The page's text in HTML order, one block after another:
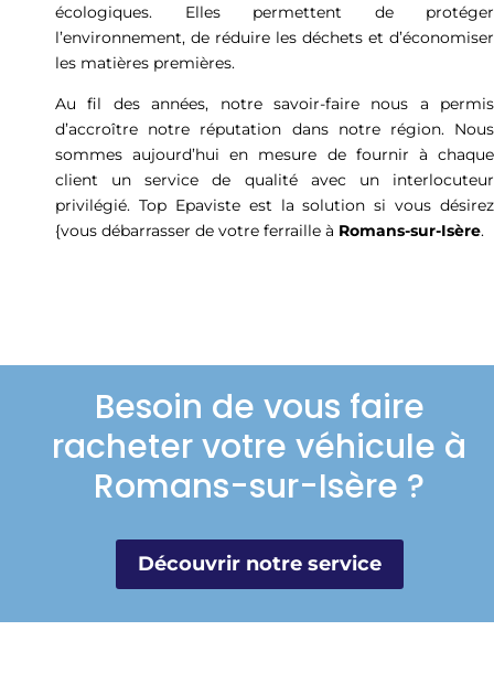
écologiques. Elles permettent de protéger
l’environnement, de réduire les déchets et d’économiser
les matières premières.
Au fil des années, notre savoir-faire nous a permis
d’accroître notre réputation dans notre région. Nous
sommes aujourd’hui en mesure de fournir à chaque
client un service de qualité avec un interlocuteur
privilégié. Top Epaviste est la solution si vous désirez
{vous débarrasser de votre ferraille à Romans-sur-Isère.
Besoin de vous faire
racheter votre véhicule à
Romans-sur-Isère ?
Découvrir notre service